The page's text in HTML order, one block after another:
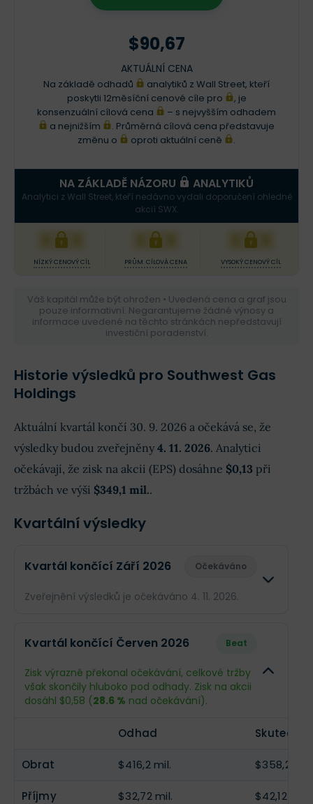
$90,67
AKTUÁLNÍ CENA
Na základě odhadů
analytiků z Wall Street, kteří
poskytli 12měsíční cenové cíle pro
, je
konsenzuální cílová cena
– s nejvyšším odhadem
a nejnižším
. Průměrná cílová cena představuje
změnu o
oproti aktuální ceně .
NA ZÁKLADĚ NÁZORU ANALYTIKŮ
Analytici z Wall Street, kteří nedávno vydali doporučení ohledně
akcií SWX.
XXX
NÍZKÝ CENOVÝ CÍL
XXX
PRŮM. CÍLOVÁ CENA
XXX
VYSOKÝ CENOVÝ CÍL
Váš kapitál může být ohrožen • Uvedená cena a graf jsou
pouze informativní. Negarantujeme žádné výnosy a
informace uvedené na těchto stránkách nepředstavují
investiční poradenství.
Historie výsledků pro Southwest Gas
Holdings
Aktuální kvartál končí 30. 9. 2026 a očekává se, že
výsledky budou zveřejněny 4. 11. 2026. Analytici
očekávají, že zisk na akcii (EPS) dosáhne $0,13 při
tržbách ve výši $349,1 mil..
Kvartální výsledky
Kvartál končící Září 2026 Očekáváno
Zveřejnění výsledků je očekáváno 4. 11. 2026.
Příjmy $9,32 mil.
Kvartál končící Červen 2026 Beat
Zisk výrazně překonal očekávání, celkové tržby
však skončily hluboko pod odhady. Zisk na akcii
dosáhl $0,58 (28.6 % nad očekávání).
Odhad
Obrat $416,2 mil. $358,2 mil.
Příjmy $32,72 mil. $42,12 mil.